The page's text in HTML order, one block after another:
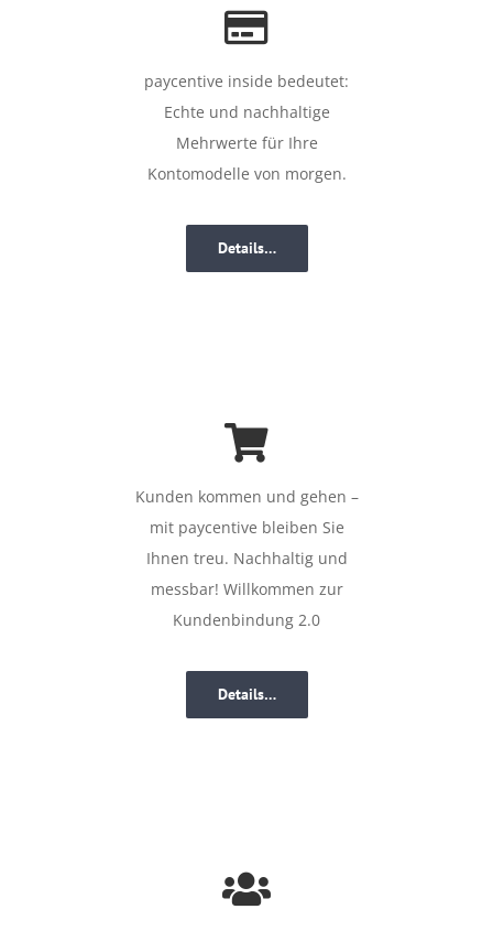
paycentive inside bedeutet:
Echte und nachhaltige
Mehrwerte für Ihre
Kontomodelle von morgen.
Details…
Kunden kommen und gehen –
mit paycentive bleiben Sie
Ihnen treu. Nachhaltig und
messbar! Willkommen zur
Kundenbindung 2.0
Details…